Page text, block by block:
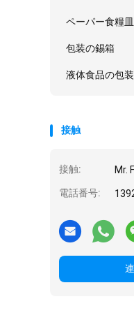
ペーパー食糧皿
包装の錫箱
液体食品の包装
接触
接触: Mr.
電話番号: